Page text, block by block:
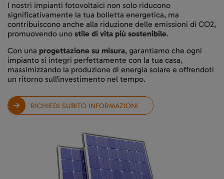
I nostri impianti fotovoltaici non solo riducono
significativamente la tua bolletta energetica, ma
contribuiscono anche alla riduzione delle emissioni di CO2,
promuovendo uno stile di vita più sostenibile.
Con una progettazione su misura, garantiamo che ogni
impianto si integri perfettamente con la tua casa,
massimizzando la produzione di energia solare e offrendoti
un ritorno sull'investimento nel tempo.
RICHIEDI SUBITO INFORMAZIONI